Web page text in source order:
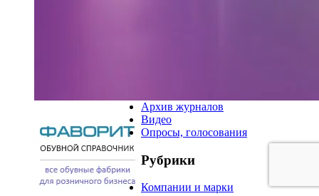
Архив журналов
Видео
Опросы, голосования
Рубрики
Компании и марки